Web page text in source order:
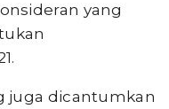
yang
juga dicantumkan